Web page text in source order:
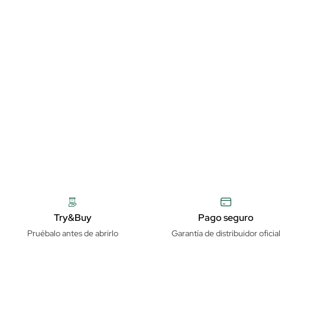
Try&Buy
Pruébalo antes de abrirlo
Pago seguro
Garantía de distribuidor oficial